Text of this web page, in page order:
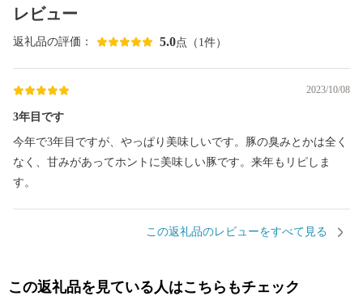
レビュー
返礼品の評価： 5.0点（1件）
2023/10/08
3年目です
今年で3年目ですが、やっぱり美味しいです。豚の臭みとかは全く
なく、甘みがあってホントに美味しい豚です。来年もリピしま
す。
この返礼品のレビューをすべて見る
この返礼品を見ている人はこちらもチェック